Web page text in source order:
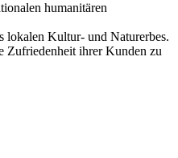
humanitären
lokalen Kultur- und Naturerbes.
Zufriedenheit ihrer Kunden zu